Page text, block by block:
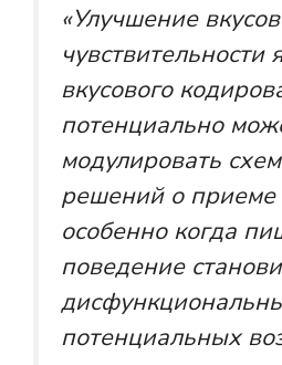
«Улучшение
чувствительности
вкусового
потенциально
модулировать
решений о
особенно когда
поведение
потенциальных